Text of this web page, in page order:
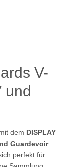
V-
und
dem DISPLAY
Guardevoir.
perfekt für